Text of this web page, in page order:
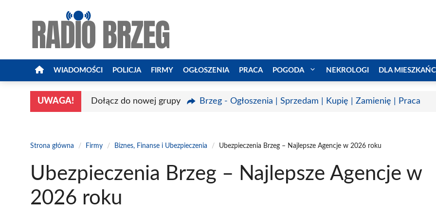
WIADOMOŚCI POLICJA FIRMY OGŁOSZENIA PRACA POGODA NEKROLOGI DLA
UWAGA! Dołącz do nowej grupy Brzeg - Ogłoszenia | Sprzedam | Kupię | Zamienię | Praca
Strona główna / Firmy / Biznes, Finanse i Ubezpieczenia / Ubezpieczenia Brzeg – Najlepsze Agencje w 2026 roku
Ubezpieczenia Brzeg – Najlepsze Agencje w
2026 roku